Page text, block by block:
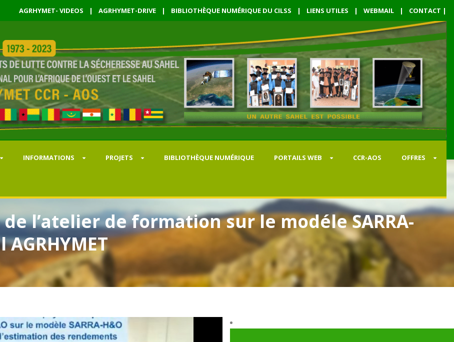
AGRHYMET- VIDEOS | AGRHYMET-DRIVE | BIBLIOTHÈQUE NUMÉRIQUE DU CILSS | LIENS UTILES | WEBMAIL | CONTACT |
INFORMATIONS PROJETS BIBLIOTHÈQUE NUMÉRIQUE PORTAILS WEB CCR-AOS OFFRES
l’atelier de formation sur le modéle SARRA-